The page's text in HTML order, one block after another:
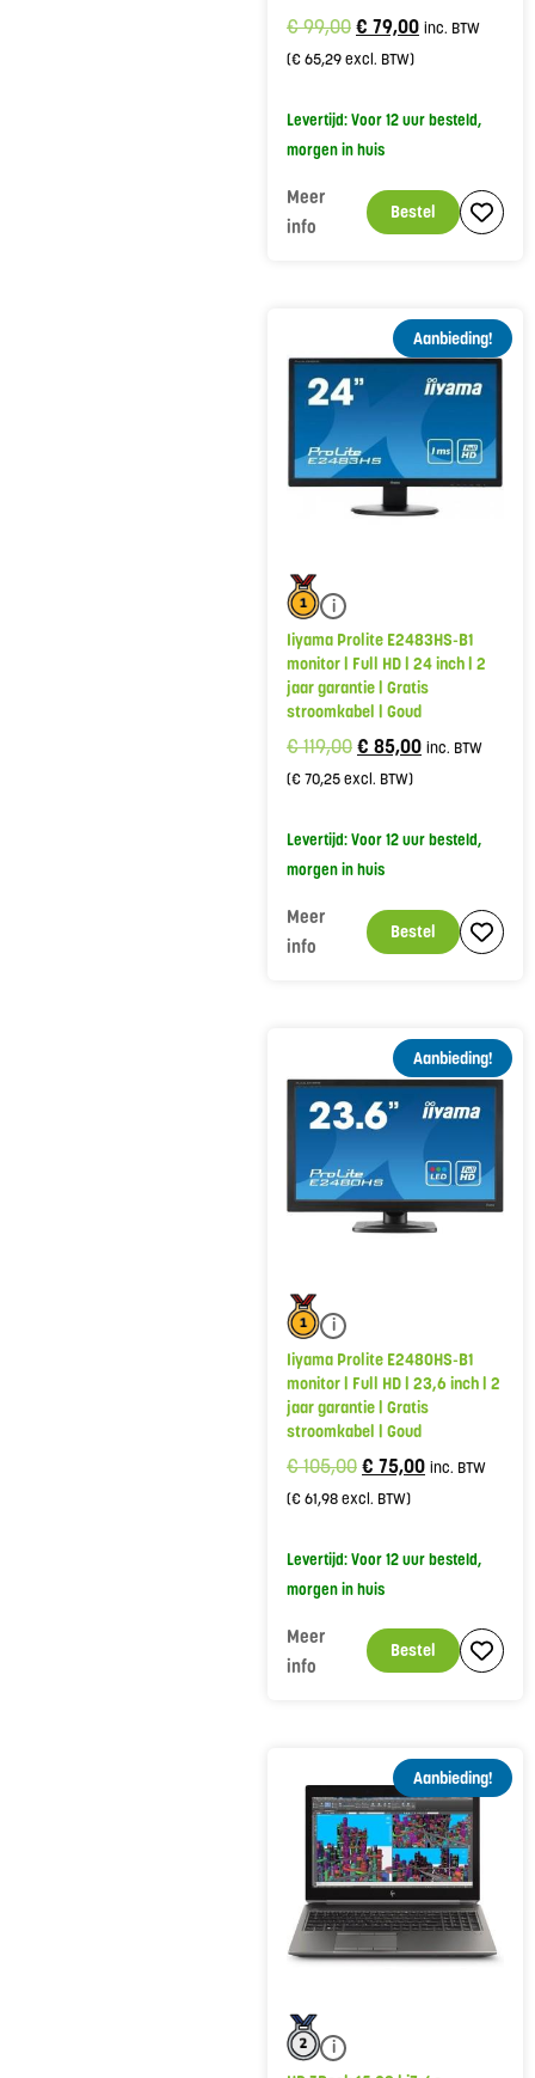
€99,00€ 79,00 inc. BTW
(€65,29excl. BTW)
Levertijd: Voor 12 uur besteld,
morgen in huis
Bestel
Meer
info
Aanbieding!
i
Iiyama Prolite E2483HS-B1
monitor | Full HD | 24 inch | 2
jaar garantie | Gratis
stroomkabel | Goud
€119,00€ 85,00 inc. BTW
(€70,25excl. BTW)
Levertijd: Voor 12 uur besteld,
morgen in huis
Bestel
Meer
info
Aanbieding!
i
Iiyama Prolite E2480HS-B1
monitor | Full HD | 23,6 inch | 2
jaar garantie | Gratis
stroomkabel | Goud
€105,00€ 75,00 inc. BTW
(€61,98excl. BTW)
Levertijd: Voor 12 uur besteld,
morgen in huis
Bestel
Meer
info
Aanbieding!
i